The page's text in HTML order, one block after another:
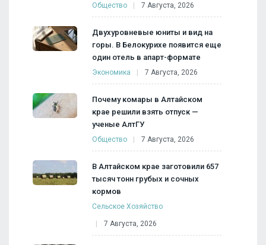
Общество 7 Августа, 2026
Двухуровневые юниты и вид на
горы. В Белокурихе появится еще
один отель в апарт-формате
Экономика 7 Августа, 2026
Почему комары в Алтайском
крае решили взять отпуск —
ученые АлтГУ
Общество 7 Августа, 2026
В Алтайском крае заготовили 657
тысяч тонн грубых и сочных
кормов
Сельское Хозяйство
7 Августа, 2026